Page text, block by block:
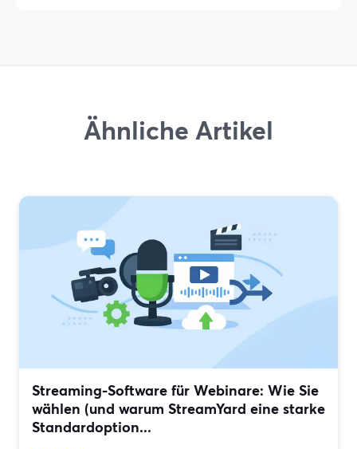
Ähnliche Artikel
Streaming-Software für Webinare: Wie Sie
wählen (und warum StreamYard eine starke
Standardoption...